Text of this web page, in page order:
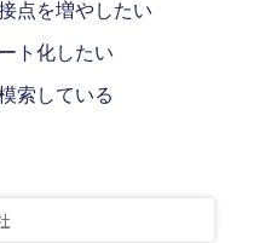
点を増やしたい
ト化したい
索している